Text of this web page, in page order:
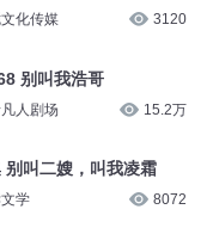
化传媒 3120
别叫我浩哥
人剧场 15.2万
别叫二嫂，叫我凌霜
学 8072